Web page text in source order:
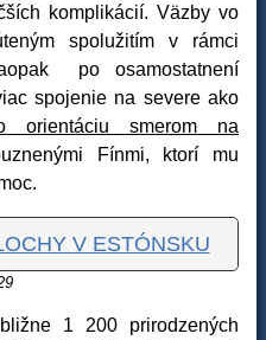
komplikácií. Väzby vo
spolužitím v rámci
po osamostatnení
spojenie na severe ako
orientáciu smerom na
Fínmi, ktorí mu
V ESTÓNSKU
1 200 prirodzených